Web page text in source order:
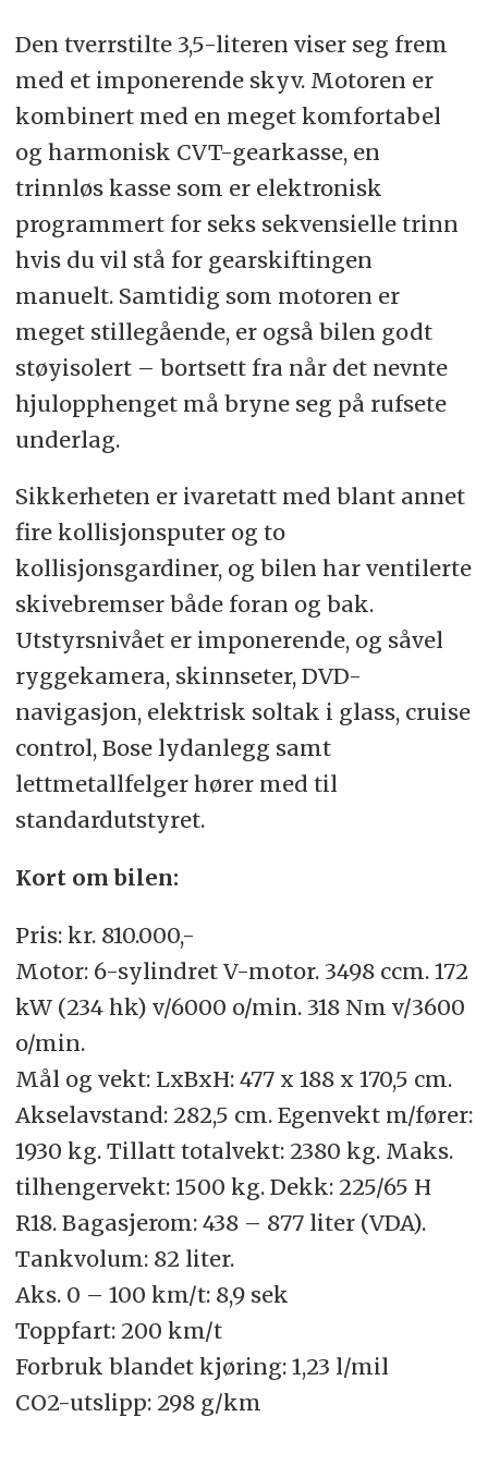
Den tverrstilte 3,5-literen viser seg frem
med et imponerende skyv. Motoren er
kombinert med en meget komfortabel
og harmonisk CVT-gearkasse, en
trinnløs kasse som er elektronisk
programmert for seks sekvensielle trinn
hvis du vil stå for gearskiftingen
manuelt. Samtidig som motoren er
meget stillegående, er også bilen godt
støyisolert – bortsett fra når det nevnte
hjulopphenget må bryne seg på rufsete
underlag.
Sikkerheten er ivaretatt med blant annet
fire kollisjonsputer og to
kollisjonsgardiner, og bilen har ventilerte
skivebremser både foran og bak.
Utstyrsnivået er imponerende, og såvel
ryggekamera, skinnseter, DVD-
navigasjon, elektrisk soltak i glass, cruise
control, Bose lydanlegg samt
lettmetallfelger hører med til
standardutstyret.
Kort om bilen:
Pris: kr. 810.000,-
Motor: 6-sylindret V-motor. 3498 ccm. 172
kW (234 hk) v/6000 o/min. 318 Nm v/3600
o/min.
Mål og vekt: LxBxH: 477 x 188 x 170,5 cm.
Akselavstand: 282,5 cm. Egenvekt m/fører:
1930 kg. Tillatt totalvekt: 2380 kg. Maks.
tilhengervekt: 1500 kg. Dekk: 225/65 H
R18. Bagasjerom: 438 – 877 liter (VDA).
Tankvolum: 82 liter.
Aks. 0 – 100 km/t: 8,9 sek
Toppfart: 200 km/t
Forbruk blandet kjøring: 1,23 l/mil
CO2-utslipp: 298 g/km